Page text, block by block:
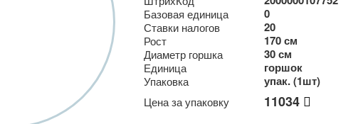
Базовая единица 0
Ставки налогов 20
Рост 170 см
Диаметр горшка 30 см
Единица горшок
Упаковка упак. (1шт)
Цена за упаковку 11034